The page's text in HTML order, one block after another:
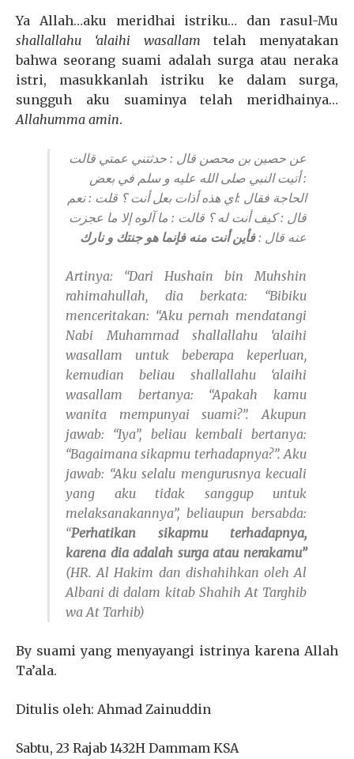
Ya Allah…aku meridhai istriku… dan rasul-Mu
shallallahu ‘alaihi wasallam telah menyatakan
bahwa seorang suami adalah surga atau neraka
istri, masukkanlah istriku ke dalam surga,
sungguh aku suaminya telah meridhainya…
Allahumma amin.
عن حصين بن محصن قال : حدثتني عمتي قالت
: أتيت النبي صلى الله عليه و سلم في بعض
الحاجة فقال :اي هذه أذات بعل أنت ؟ قلت : نعم
قال : كيف أنت له ؟ قالت : ما آلوه إلا ما عجزت
عنه قال :فأين أنت منه فإنما هو جنتك و نارك
Artinya: “Dari Hushain bin Muhshin
rahimahullah, dia berkata: “Bibiku
menceritakan: “Aku pernah mendatangi
Nabi Muhammad shallallahu ‘alaihi
wasallam untuk beberapa keperluan,
kemudian beliau shallallahu ‘alaihi
wasallam bertanya: “Apakah kamu
wanita mempunyai suami?”. Akupun
jawab: “Iya”, beliau kembali bertanya:
“Bagaimana sikapmu terhadapnya?”. Aku
jawab: “Aku selalu mengurusnya kecuali
yang aku tidak sanggup untuk
melaksanakannya”, beliaupun bersabda:
“Perhatikan sikapmu terhadapnya,
karena dia adalah surga atau nerakamu”
(HR. Al Hakim dan dishahihkan oleh Al
Albani di dalam kitab Shahih At Targhib
wa At Tarhib)
By suami yang menyayangi istrinya karena Allah
Ta’ala.
Ditulis oleh: Ahmad Zainuddin
Sabtu, 23 Rajab 1432H Dammam KSA